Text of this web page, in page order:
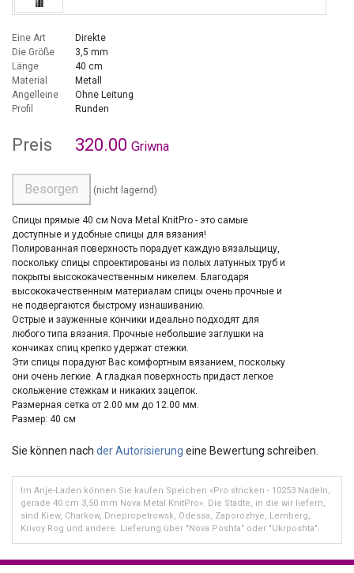
Eine Art
Direkte
Die Größe
3,5 mm
Länge
40 cm
Material
Metall
Angelleine
Ohne Leitung
Profil
Runden
Preis 320.00 Griwna
Besorgen (nicht lagernd)
Спицы прямые 40 см Nova Metal KnitPro - это самые
доступные и удобные спицы для вязания!
Полированная поверхность порадует каждую вязальщицу,
поскольку спицы спроектированы из полых латунных труб и
покрыты высококачественным никелем. Благодаря
высококачественным материалам спицы очень прочные и
не подвергаются быстрому изнашиванию.
Острые и зауженные кончики идеально подходят для
любого типа вязания. Прочные небольшие заглушки на
кончиках спиц крепко удержат стежки.
Эти спицы порадуют Вас комфортным вязанием, поскольку
они очень легкие. А гладкая поверхность придаст легкое
скольжение стежкам и никаких зацепок.
Размерная сетка от 2.00 мм до 12.00 мм.
Размер: 40 см
Sie können nach der Autorisierung eine Bewertung schreiben.
Im Anje-Laden können Sie kaufen Speichen «Pro stricken - 10253 Nadeln,
gerade 40 cm 3,50 mm Nova Metal KnitPro». Die Städte, in die wir liefern,
sind Kiew, Charkow, Dnepropetrowsk, Odessa, Zaporozhye, Lemberg,
Krivoy Rog und andere. Lieferung über "Nova Poshta" oder "Ukrposhta".